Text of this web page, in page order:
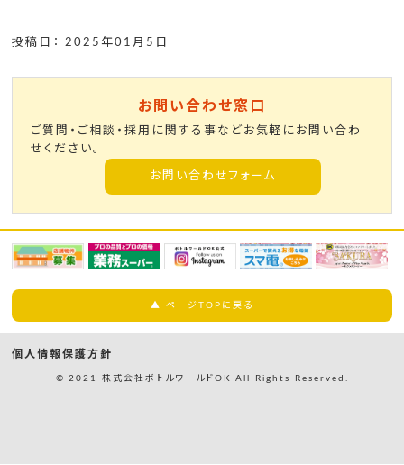
投稿日： 2025年01月5日
お問い合わせ窓口
ご質問・ご相談・採用に関する事などお気軽にお問い合わ
せください。
お問い合わせフォーム
▲ ページTOPに戻る
個人情報保護方針
© 2021 株式会社ボトルワールドOK All Rights Reserved.